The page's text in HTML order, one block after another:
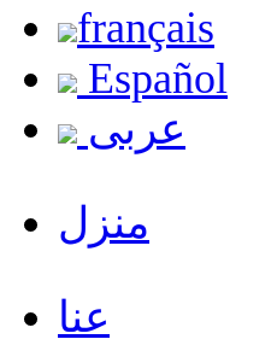
français
Español
عربى
منزل
عنا